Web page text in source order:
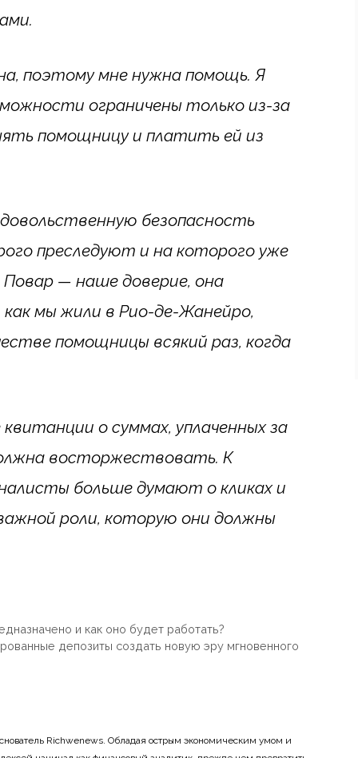
поэтому мне нужна помощь. Я
ограничены только из-за
помощницу и платить ей из
безопасность
преследуют и на которого уже
— наше доверие, она
мы жили в Рио-де-Жанейро,
помощницы всякий раз, когда
о суммах, уплаченных за
восторжествовать. К
больше думают о кликах и
роли, которую они должны
и как оно будет работать?
депозиты создать новую эру мгновенного
Richwenews. Обладая острым экономическим умом и